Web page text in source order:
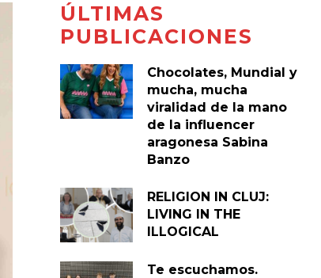
ÚLTIMAS
PUBLICACIONES
Chocolates, Mundial y
mucha, mucha
viralidad de la mano
de la influencer
aragonesa Sabina
Banzo
RELIGION IN CLUJ:
LIVING IN THE
ILLOGICAL
Te escuchamos.